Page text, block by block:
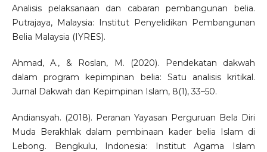
Analisis pelaksanaan dan cabaran pembangunan belia.
Putrajaya, Malaysia: Institut Penyelidikan Pembangunan
Belia Malaysia (IYRES).
Ahmad, A., & Roslan, M. (2020). Pendekatan dakwah
dalam program kepimpinan belia: Satu analisis kritikal.
Jurnal Dakwah dan Kepimpinan Islam, 8(1), 33–50.
Andiansyah. (2018). Peranan Yayasan Perguruan Bela Diri
Muda Berakhlak dalam pembinaan kader belia Islam di
Lebong. Bengkulu, Indonesia: Institut Agama Islam